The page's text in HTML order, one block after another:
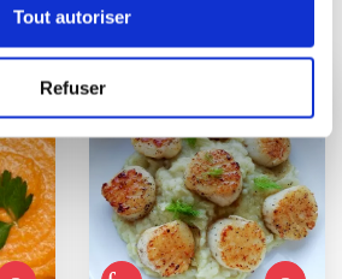
Tout autoriser
Refuser
...